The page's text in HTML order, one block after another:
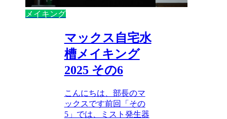
メイキング
マックス自宅水
槽メイキング
2025 その6
こんにちは、部長のマ
ックスです前回「その
5」では、ミスト発生器